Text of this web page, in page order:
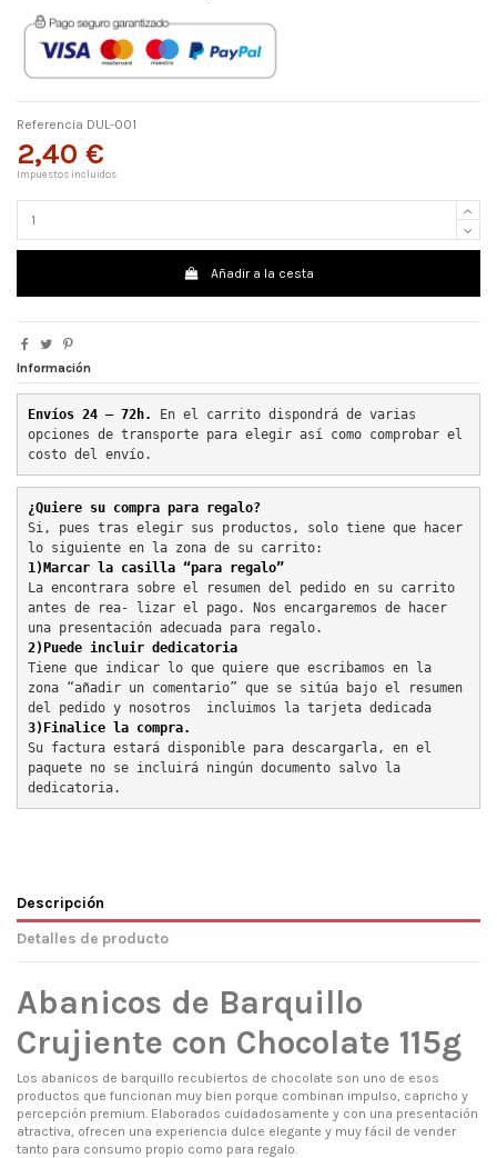
Referencia DUL-001
2,40 €
Impuestos incluidos
Añadir a la cesta
Información
Envíos 24 – 72h.
En el carrito dispondrá de varias
opciones de transporte para elegir así como comprobar el
costo del envío.
¿Quiere su compra para regalo?
Si, pues tras elegir sus productos, solo tiene que hacer
lo siguiente en la zona de su carrito:
1)Marcar la casilla “para regalo”
La encontrara sobre el resumen del pedido en su carrito
antes de rea- lizar el pago. Nos encargaremos de hacer
una presentación adecuada para regalo.
2)Puede incluir dedicatoria
Tiene que indicar lo que quiere que escribamos en la
zona “añadir un comentario” que se sitúa bajo el resumen
del pedido y nosotros  incluimos la tarjeta dedicada
3)Finalice la compra.
Su factura estará disponible para descargarla, en el
paquete no se incluirá ningún documento salvo la
dedicatoria.
Descripción
Detalles de producto
Abanicos de Barquillo
Crujiente con Chocolate 115g
Los abanicos de barquillo recubiertos de chocolate son uno de esos
productos que funcionan muy bien porque combinan impulso, capricho y
percepción premium. Elaborados cuidadosamente y con una presentación
atractiva, ofrecen una experiencia dulce elegante y muy fácil de vender
tanto para consumo propio como para regalo.